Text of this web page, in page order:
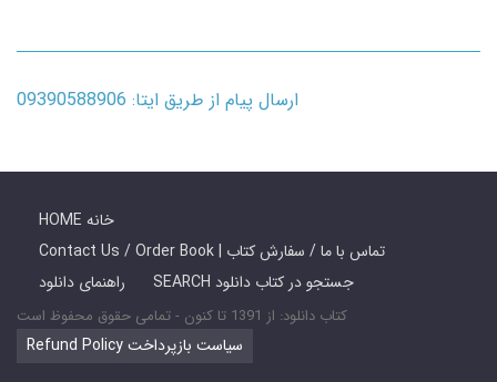
ارسال پیام از طریق ایتا: 09390588906
HOME خانه
Contact Us / Order Book | تماس با ما / سفارش کتاب
راهنمای دانلود
SEARCH جستجو در کتاب دانلود
کتاب دانلود: از 1391 تا کنون - تمامی حقوق محفوظ است
Refund Policy سیاست بازپرداخت